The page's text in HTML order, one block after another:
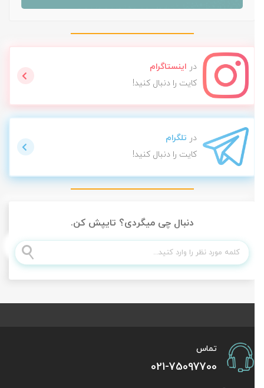
دراینستاگرام
کایت را دنبال کنید!
درتلگرام
کایت را دنبال کنید!
دنبال چی میگردی؟ تایپش کن.
تماس
021-75097700